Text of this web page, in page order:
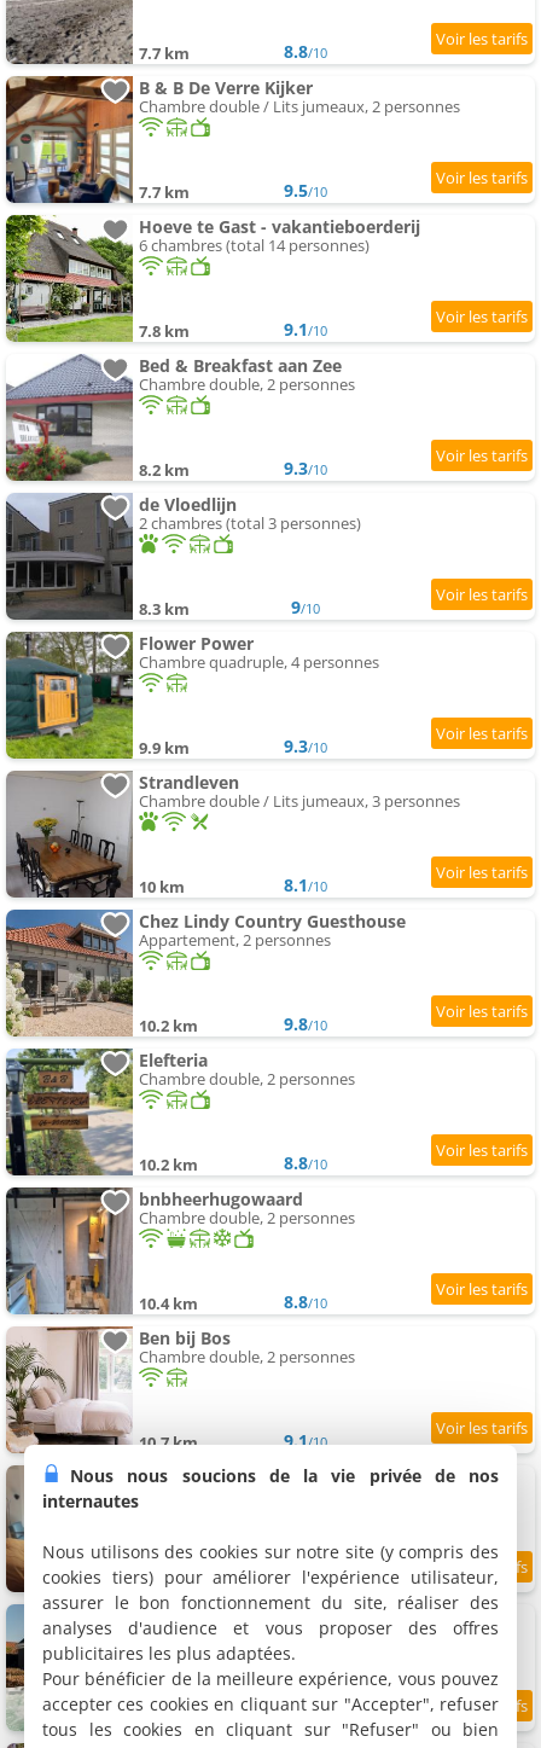
7.7 km 8.8/10
B & B De Verre Kijker
Chambre double / Lits jumeaux, 2 personnes
7.7 km 9.5/10
Hoeve te Gast - vakantieboerderij
6 chambres (total 14 personnes)
7.8 km 9.1/10
Bed & Breakfast aan Zee
Chambre double, 2 personnes
8.2 km 9.3/10
de Vloedlijn
2 chambres (total 3 personnes)
8.3 km 9/10
Flower Power
Chambre quadruple, 4 personnes
9.9 km 9.3/10
Strandleven
Chambre double / Lits jumeaux, 3 personnes
10 km 8.1/10
Chez Lindy Country Guesthouse
Appartement, 2 personnes
10.2 km 9.8/10
Elefteria
Chambre double, 2 personnes
10.2 km 8.8/10
bnbheerhugowaard
Chambre double, 2 personnes
10.4 km 8.8/10
Ben bij Bos
Chambre double, 2 personnes
10.7 km 9.1/10
B & B Peperzzz
11.3 km 9 /10
De Parel B & B
Chambre quadruple, 4 personnes
11.7 km
Nous nous soucions de la vie privée de nos
internautes
Nous utilisons des cookies sur notre site (y compris des
cookies tiers) pour améliorer l'expérience utilisateur,
assurer le bon fonctionnement du site, réaliser des
analyses d'audience et vous proposer des offres
publicitaires les plus adaptées.
Pour bénéficier de la meilleure expérience, vous pouvez
accepter ces cookies en cliquant sur "Accepter", refuser
tous les cookies en cliquant sur "Refuser" ou bien